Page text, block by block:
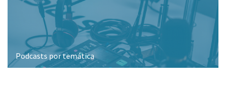
Podcasts por temática